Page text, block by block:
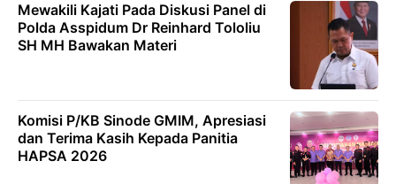
Mewakili Kajati Pada Diskusi Panel di
Polda Asspidum Dr Reinhard Tololiu
SH MH Bawakan Materi
Komisi P/KB Sinode GMIM, Apresiasi
dan Terima Kasih Kepada Panitia
HAPSA 2026